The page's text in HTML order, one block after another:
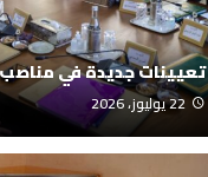
تعيينات جديدة في
22 يوليوز، 2026